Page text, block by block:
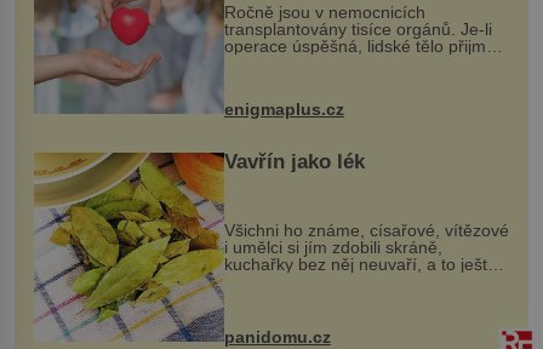
Ročně jsou v nemocnicích
transplantovány tisíce orgánů. Je-li
operace úspěšná, lidské tělo přijme
enigmaplus.cz
Vavřín jako lék
Všichni ho známe, císařové, vítězové
i umělci si jím zdobili skráně,
kuchařky bez něj neuvaří, a to ještě
nevíte, že bobkový list může výrazně
zmírnit některé naše neduhy.
Obsahuje v malém množství ně...
panidomu.cz